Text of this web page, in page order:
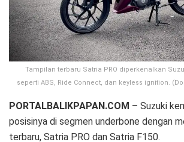
Tampilan terbaru Satria PRO diperkenalkan
seperti ABS, Ride Connect, dan keyless ignition.
PORTALBALIKPAPAN.COM – Suzuki
posisinya di segmen underbone dengan
terbaru, Satria PRO dan Satria F150.